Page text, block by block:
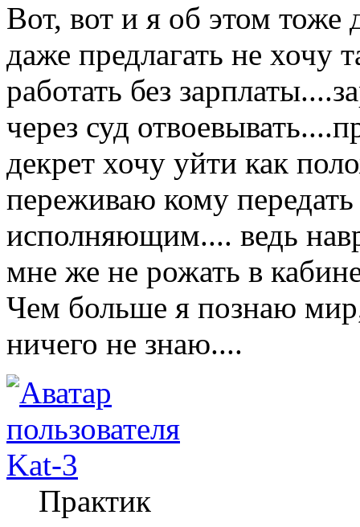
Вот, вот и я об этом
даже предлагать не хочу
работать без
через суд
декрет хочу уйти как
переживаю кому передать
исполняющим.... ведь
мне же не рожать в
Чем больше я познаю
ничего не знаю....
Kat-3
Практик